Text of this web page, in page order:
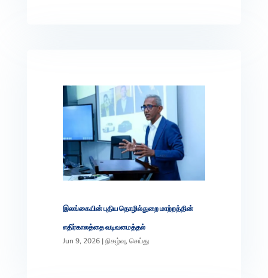
இலங்கையின் புதிய தொழில்துறை மாற்றத்தின்
எதிர்காலத்தை வடிவமைத்தல்
Jun 9, 2026|நிகழ்வு, செய்து